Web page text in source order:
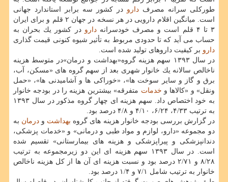
طوركلی سرانه مصرف دارو در كشور سه برابر استاندارد جهانی
است. میانگین اقلام دارویی در هر نسخه در جهان ۲ قلم و برای ایران
۳ تا ۴ قلم است و مصرف خودسرانه
دارو در كشور یك بحران به
حساب می آید كه تا حدودی مربوط به تأثیر شیوه كنونی قیمت گذاری
دارو بر كیفیت داروهای تولید شده است.
در سال ۱۳۹۳ سهم هزینه گروه«بهداشت و درمان»در متوسط هزینه
ناخالص سالانه یك خانوار شهری بعد از سهم گروه های «مسكن، آب،
برق و گاز و سایر سوخت ها»، «خوراكی ها و آشامیدنی ها»، «حمل
ونقل» و «كالاها و خدمات متفرقه» بیشترین هزینه را در بودجه خانوار
به خود اختصاص داد. سهم هزینه ای چهار گروه مذكور در سال ۱۳۹۳
به ترتیب ۴/۳۳، ۶/۲۴، ۴/۱۰ و ۴/۸ درصد بود.
در گزارش بررسی بودجه خانوار هزینه های گروه بهداشت و درمان به
دو مجموعه «دارو، لوازم و مواد طبی و درمانی» و «خدمات پزشكی،
دندانپزشكی و پیراپزشكی و هزینه های بیمارستانی» تقسیم شده
است. در سال ۱۳۹۳ سهم هزینه ای این دو زیرمجموعه به ترتیب
۸/۲۸ و ۲/۷۱ درصد بود و نسبت هزینه ای آن ها از كل هزینه ناخالص
خانوار به ترتیب شامل ۷/۱ و ۱/۴ درصد بود.